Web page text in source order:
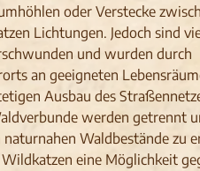
oder Verstecke
Lichtungen. Jedoch sind
und wurden durch
an geeigneten
Ausbau des
werden getrennt
Waldbestände zu
eine Möglichkeit